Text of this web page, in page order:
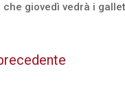
giovedì vedrà i